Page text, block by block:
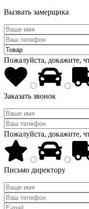
Вызвать замерщика
Пожалуйста, докажите,
Заказать звонок
Пожалуйста, докажите,
Письмо директору